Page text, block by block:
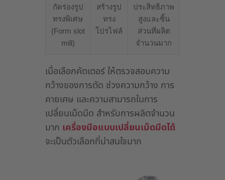
กัดร่องรูป
ทรงพิเศษ
(Form slot
mill)
สร้างรูป
ทรง
โปรไฟล์
ประสิทธิภาพ
สูงและชิ้น
ส่วนที่ผลิต
จำนวนมาก
เมื่อเลือกคัตเตอร์ ให้ตรวจสอบความ
กว้างของการตัด ช่วงความกว้าง การ
คายเศษ และความสามารถในการ
เปลี่ยนเม็ดมีด สำหรับการผลิตจำนวน
มาก เครื่องมือแบบเปลี่ยนเม็ดมีดได้
จะเป็นตัวเลือกที่น่าสนใจมาก